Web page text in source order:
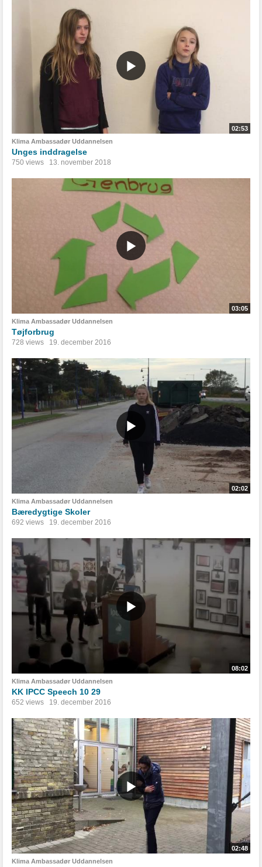
02:53
Klima Ambassadør Uddannelsen
Unges inddragelse
750 views 13. november 2018
03:05
Klima Ambassadør Uddannelsen
Tøjforbrug
728 views 19. december 2016
02:02
Klima Ambassadør Uddannelsen
Bæredygtige Skoler
692 views 19. december 2016
08:02
Klima Ambassadør Uddannelsen
KK IPCC Speech 10 29
652 views 19. december 2016
02:48
Klima Ambassadør Uddannelsen